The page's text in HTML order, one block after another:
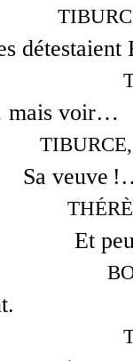
détestaient
mais voir…
Sa veuve
Et